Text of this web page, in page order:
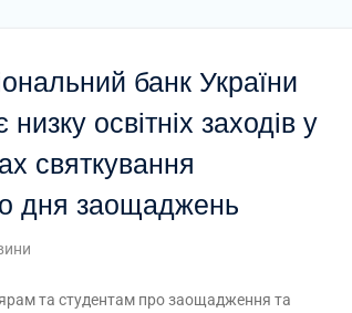
банк України
низку освітніх заходів у
святкування
дня заощаджень
та студентам про заощадження та